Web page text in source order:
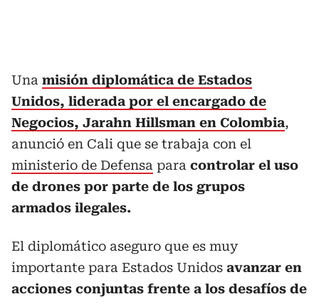
Una misión diplomática de Estados
Unidos, liderada por el encargado de
Negocios, Jarahn Hillsman en Colombia,
anunció en Cali que se trabaja con el
ministerio de Defensa para controlar el uso
de drones por parte de los grupos
armados ilegales.
El diplomático aseguro que es muy
importante para Estados Unidos avanzar en
acciones conjuntas frente a los desafíos de